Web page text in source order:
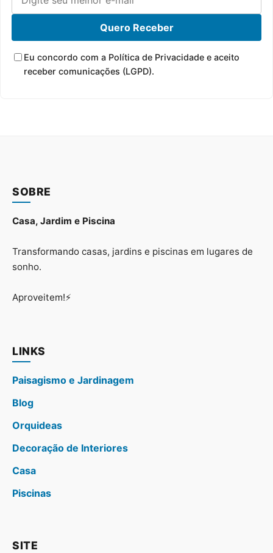
Quero Receber
Eu concordo com a Política de Privacidade e aceito
receber comunicações (LGPD).
SOBRE
Casa, Jardim e Piscina
Transformando casas, jardins e piscinas em lugares de
sonho.
Aproveitem!⚡
LINKS
Paisagismo e Jardinagem
Blog
Orquideas
Decoração de Interiores
Casa
Piscinas
SITE